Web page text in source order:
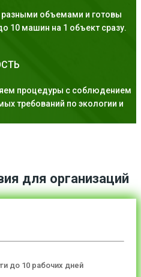
объемами и готовы
10 машин на 1 объект сразу.
процедуры с соблюдением
требований по экологии и
для организаций
до 10 рабочих дней